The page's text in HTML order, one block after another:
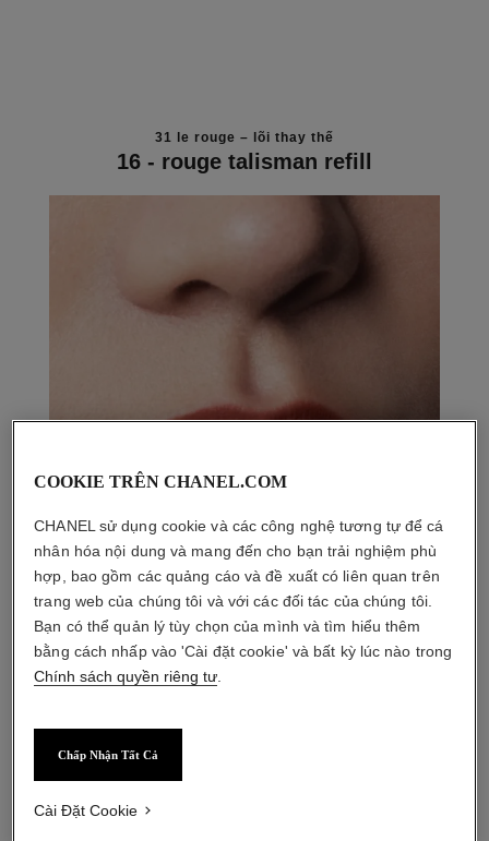
31 le rouge – lõi thay thế
16 - rouge talisman refill
COOKIE TRÊN CHANEL.COM
CHANEL sử dụng cookie và các công nghệ tương tự để cá
nhân hóa nội dung và mang đến cho bạn trải nghiệm phù
hợp, bao gồm các quảng cáo và đề xuất có liên quan trên
trang web của chúng tôi và với các đối tác của chúng tôi.
Bạn có thể quản lý tùy chọn của mình và tìm hiểu thêm
bằng cách nhấp vào 'Cài đặt cookie' và bất kỳ lúc nào trong
Chính sách quyền riêng tư
Chấp Nhận Tất Cả
Cài Đặt Cookie